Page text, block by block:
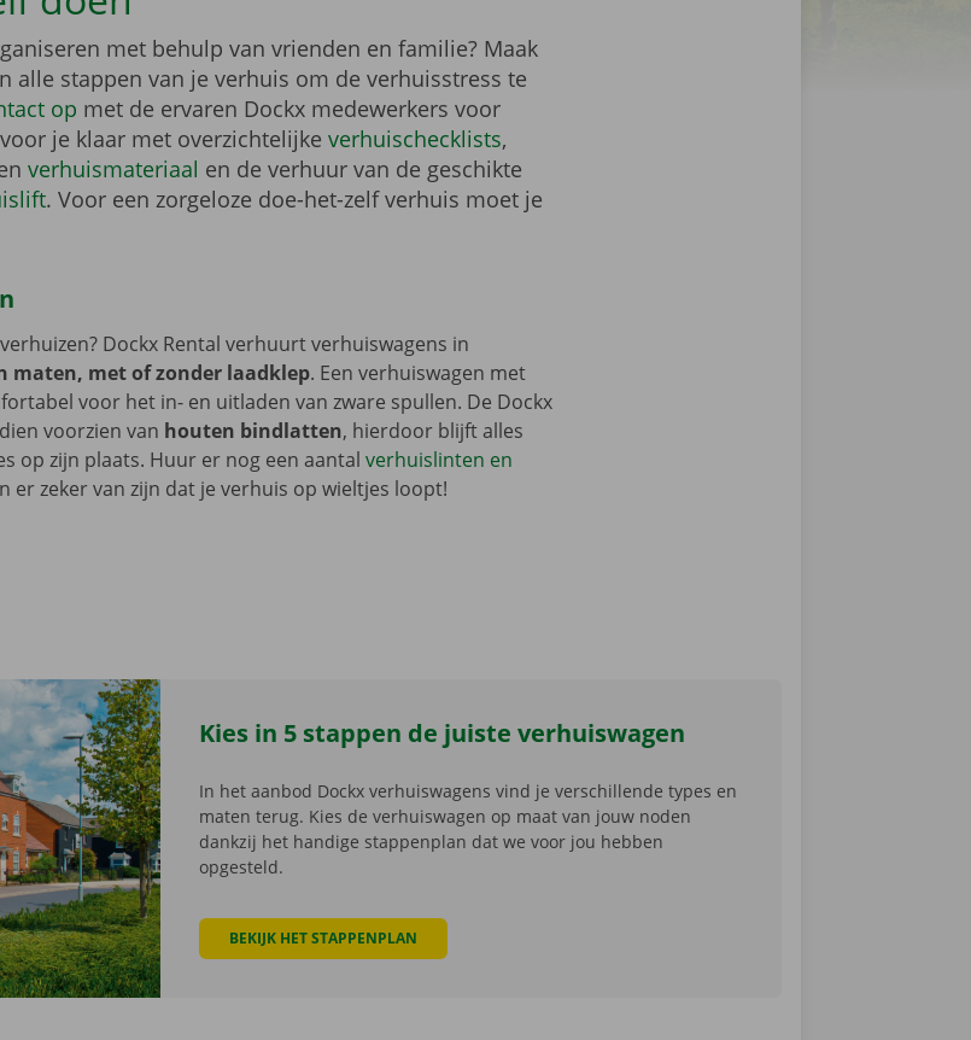
met behulp van vrienden en familie? Maak
alle stappen van je verhuis om de verhuisstress te
op met de ervaren Dockx medewerkers voor
je klaar met overzichtelijke verhuischecklists,
verhuismateriaal en de verhuur van de geschikte
. Voor een zorgeloze doe-het-zelf verhuis moet je
Dockx Rental verhuurt verhuiswagens in
maten, met of zonder laadklep. Een verhuiswagen met
voor het in- en uitladen van zware spullen. De Dockx
voorzien van houten bindlatten, hierdoor blijft alles
op zijn plaats. Huur er nog een aantal verhuislinten en
er zeker van zijn dat je verhuis op wieltjes loopt!
Kies in 5 stappen de juiste verhuiswagen
In het aanbod Dockx verhuiswagens vind je verschillende types en
maten terug. Kies de verhuiswagen op maat van jouw noden
dankzij het handige stappenplan dat we voor jou hebben
opgesteld.
BEKIJK HET STAPPENPLAN